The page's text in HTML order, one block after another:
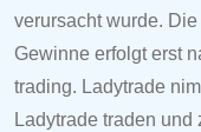
verursacht wurde.
Gewinne erfolgt erst
trading. Ladytrade
Ladytrade traden